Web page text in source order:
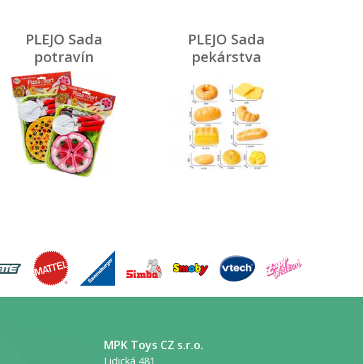
PLEJO Sada
potravín
pizza/torta
PLEJO Sada
pekárstva
MPK Toys CZ s.r.o.
Lidická 481